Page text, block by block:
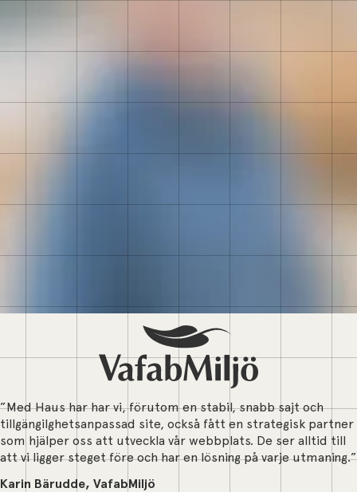
”Med Haus har har vi, förutom en stabil, snabb sajt och
tillgängilghetsanpassad site, också fått en strategisk partner
som hjälper oss att utveckla vår webbplats. De ser alltid till
att vi ligger steget före och har en lösning på varje utmaning.”
Karin Bärudde, VafabMiljö